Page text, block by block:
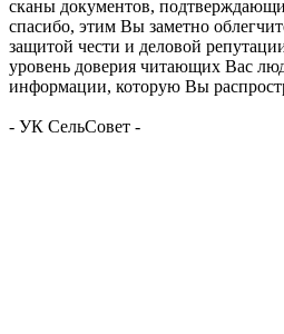
сканы документов,
спасибо, этим Вы заметно
защитой чести и деловой
уровень доверия читающих Вас
информации, которую Вы
- УК СельСовет -